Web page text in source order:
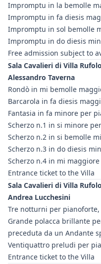
Impromptu in la bemolle
Impromptu in fa diesis
Impromptu in sol bemolle
Impromptu in do diesis
Free admission subject to
Sala Cavalieri di Villa
Alessandro Taverna
Rondò in mi bemolle
Barcarola in fa diesis
Fantasia in fa minore per
Scherzo n.1 in si minore
Scherzo n.2 in si bemolle
Scherzo n.3 in do diesis
Scherzo n.4 in mi
Entrance ticket to the Villa
Sala Cavalieri di Villa
Andrea Lucchesini
Tre notturni per pianoforte,
Grande polacca brillante
preceduta da un Andante
Ventiquattro preludi per
Entrance ticket to the Villa